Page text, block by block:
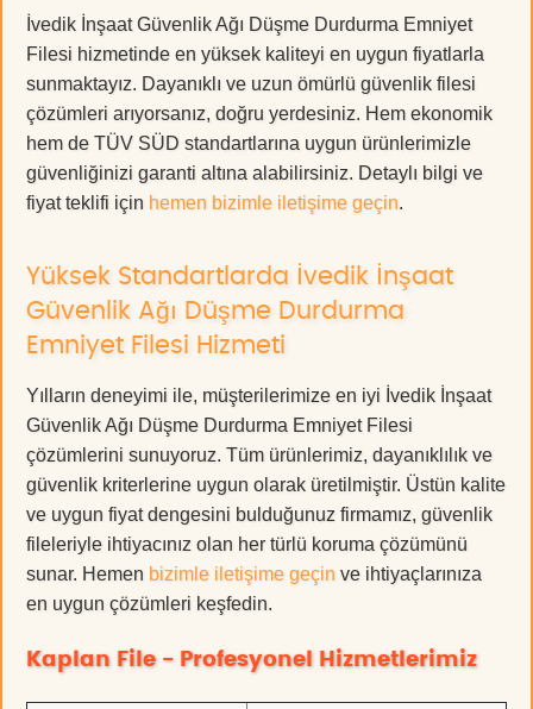
İvedik İnşaat Güvenlik Ağı Düşme Durdurma Emniyet
Filesi hizmetinde en yüksek kaliteyi en uygun fiyatlarla
sunmaktayız. Dayanıklı ve uzun ömürlü güvenlik filesi
çözümleri arıyorsanız, doğru yerdesiniz. Hem ekonomik
hem de TÜV SÜD standartlarına uygun ürünlerimizle
güvenliğinizi garanti altına alabilirsiniz. Detaylı bilgi ve
fiyat teklifi için hemen bizimle iletişime geçin.
Yüksek Standartlarda İvedik İnşaat
Güvenlik Ağı Düşme Durdurma
Emniyet Filesi Hizmeti
Yılların deneyimi ile, müşterilerimize en iyi İvedik İnşaat
Güvenlik Ağı Düşme Durdurma Emniyet Filesi
çözümlerini sunuyoruz. Tüm ürünlerimiz, dayanıklılık ve
güvenlik kriterlerine uygun olarak üretilmiştir. Üstün kalite
ve uygun fiyat dengesini bulduğunuz firmamız, güvenlik
fileleriyle ihtiyacınız olan her türlü koruma çözümünü
sunar. Hemen bizimle iletişime geçin ve ihtiyaçlarınıza
en uygun çözümleri keşfedin.
Kaplan File - Profesyonel Hizmetlerimiz